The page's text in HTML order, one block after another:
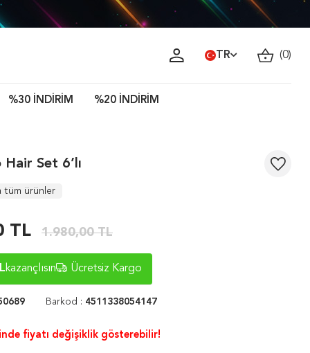
TR (0)
%30 İNDİRİM %20 İNDİRİM
Set 6’lı
tüm ürünler
1.980,00TL
TL
kazançlısın Ücretsiz Kargo
Barkod : 4511338054147
fiyatı değişiklik gösterebilir!